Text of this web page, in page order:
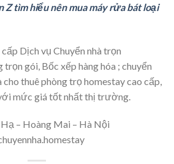
Z tìm hiểu nên mua máy rửa bát loại
Dịch vụ Chuyển nhà trọn
trọn gói, Bốc xếp hàng hóa ; chuyển
thuê phòng trọ homestay cao cấp,
mức giá tốt nhất thị trường.
– Hoàng Mai – Hà Nội